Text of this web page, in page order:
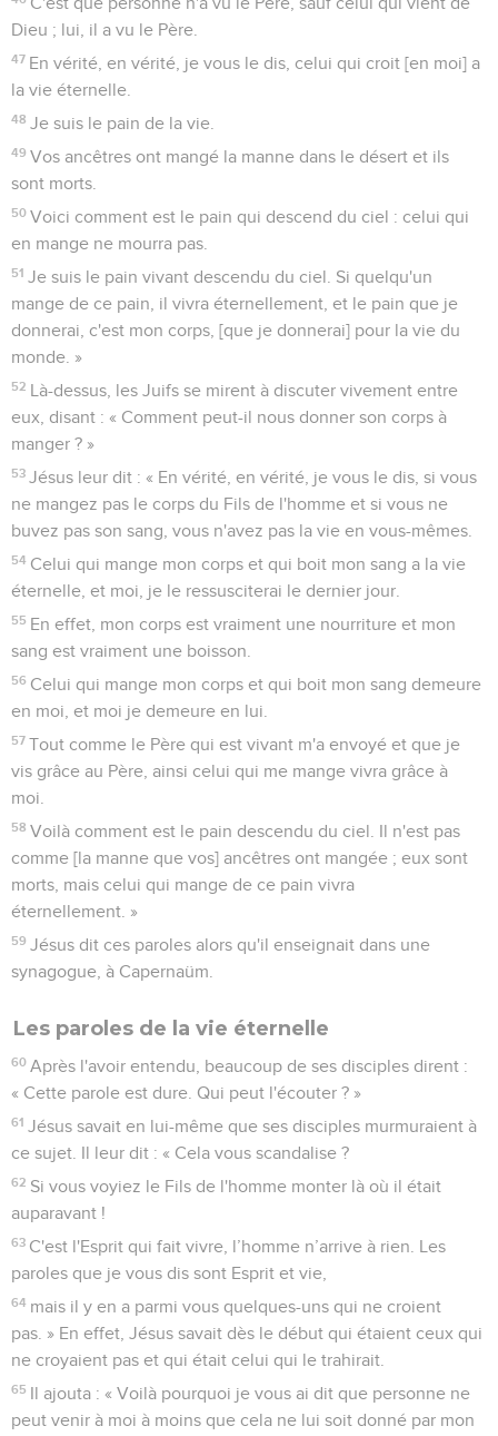
Dieu ; lui, il a vu le Père.
47 En vérité, en vérité, je vous le dis, celui qui croit [en moi] a
la vie éternelle.
48 Je suis le pain de la vie.
49 Vos ancêtres ont mangé la manne dans le désert et ils
sont morts.
50 Voici comment est le pain qui descend du ciel : celui qui
en mange ne mourra pas.
51 Je suis le pain vivant descendu du ciel. Si quelqu'un
mange de ce pain, il vivra éternellement, et le pain que je
donnerai, c'est mon corps, [que je donnerai] pour la vie du
monde. »
52 Là-dessus, les Juifs se mirent à discuter vivement entre
eux, disant : « Comment peut-il nous donner son corps à
manger ? »
53 Jésus leur dit : « En vérité, en vérité, je vous le dis, si vous
ne mangez pas le corps du Fils de l'homme et si vous ne
buvez pas son sang, vous n'avez pas la vie en vous-mêmes.
54 Celui qui mange mon corps et qui boit mon sang a la vie
éternelle, et moi, je le ressusciterai le dernier jour.
55 En effet, mon corps est vraiment une nourriture et mon
sang est vraiment une boisson.
56 Celui qui mange mon corps et qui boit mon sang demeure
en moi, et moi je demeure en lui.
57 Tout comme le Père qui est vivant m'a envoyé et que je
vis grâce au Père, ainsi celui qui me mange vivra grâce à
moi.
58 Voilà comment est le pain descendu du ciel. Il n'est pas
comme [la manne que vos] ancêtres ont mangée ; eux sont
morts, mais celui qui mange de ce pain vivra
éternellement. »
59 Jésus dit ces paroles alors qu'il enseignait dans une
synagogue, à Capernaüm.
Les paroles de la vie éternelle
60 Après l'avoir entendu, beaucoup de ses disciples dirent :
« Cette parole est dure. Qui peut l'écouter ? »
61 Jésus savait en lui-même que ses disciples murmuraient à
ce sujet. Il leur dit : « Cela vous scandalise ?
62 Si vous voyiez le Fils de l'homme monter là où il était
auparavant !
63 C'est l'Esprit qui fait vivre, l’homme n’arrive à rien. Les
paroles que je vous dis sont Esprit et vie,
64 mais il y en a parmi vous quelques-uns qui ne croient
pas. » En effet, Jésus savait dès le début qui étaient ceux qui
ne croyaient pas et qui était celui qui le trahirait.
65 Il ajouta : « Voilà pourquoi je vous ai dit que personne ne
peut venir à moi à moins que cela ne lui soit donné par mon